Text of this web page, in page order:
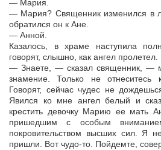
— Мария.
— Мария? Священник изменился в
обратился он к Ане.
— Анной.
Казалось, в храме наступила
говорят, слышно, как ангел пролетел.
— Знаете, — сказал священник, —
знамение. Только не
Говорят, сейчас чудес не
Явился ко мне ангел белый и
крестить девочку Марию ее мать
пришедшим с особым
покровительством высших сил. Я
пришли. Вот чудо-то. Пойдемте,